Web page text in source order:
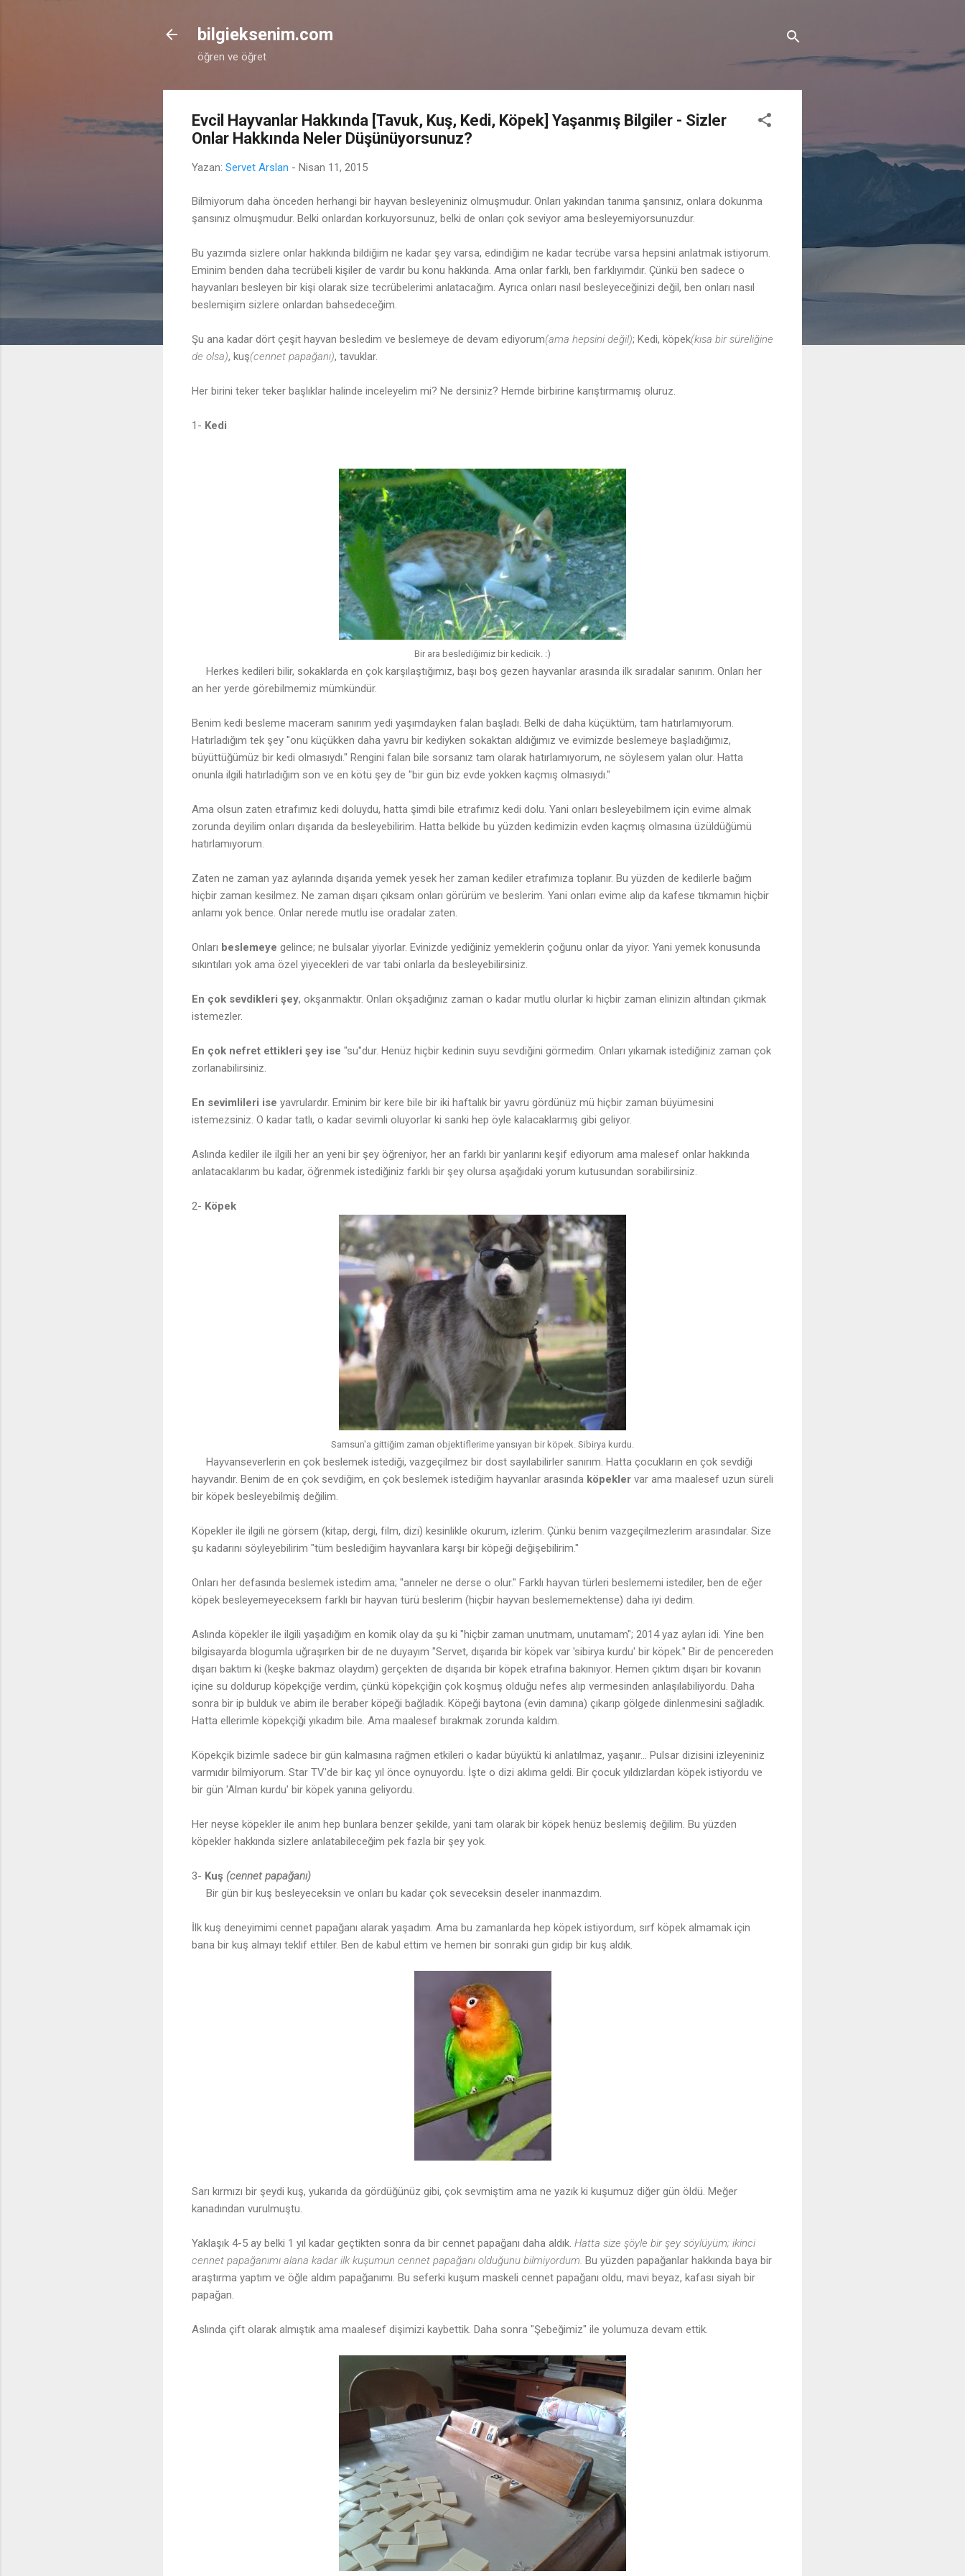
bilgieksenim.com
öğren ve öğret
Evcil Hayvanlar Hakkında [Tavuk, Kuş, Kedi, Köpek] Yaşanmış Bilgiler - Sizler
Onlar Hakkında Neler Düşünüyorsunuz?
Yazan: Servet Arslan - Nisan 11, 2015
Bilmiyorum daha önceden herhangi bir hayvan besleyeniniz olmuşmudur. Onları yakından tanıma şansınız, onlara dokunma
şansınız olmuşmudur. Belki onlardan korkuyorsunuz, belki de onları çok seviyor ama besleyemiyorsunuzdur.
Bu yazımda sizlere onlar hakkında bildiğim ne kadar şey varsa, edindiğim ne kadar tecrübe varsa hepsini anlatmak istiyorum.
Eminim benden daha tecrübeli kişiler de vardır bu konu hakkında. Ama onlar farklı, ben farklıyımdır. Çünkü ben sadece o
hayvanları besleyen bir kişi olarak size tecrübelerimi anlatacağım. Ayrıca onları nasıl besleyeceğinizi değil, ben onları nasıl
beslemişim sizlere onlardan bahsedeceğim.
Şu ana kadar dört çeşit hayvan besledim ve beslemeye de devam ediyorum(ama hepsini değil); Kedi, köpek(kısa bir süreliğine
de olsa), kuş(cennet papağanı), tavuklar.
Her birini teker teker başlıklar halinde inceleyelim mi? Ne dersiniz? Hemde birbirine karıştırmamış oluruz.
1- Kedi
Bir ara beslediğimiz bir kedicik. :)
Herkes kedileri bilir, sokaklarda en çok karşılaştığımız, başı boş gezen hayvanlar arasında ilk sıradalar sanırım. Onları her
an her yerde görebilmemiz mümkündür.
Benim kedi besleme maceram sanırım yedi yaşımdayken falan başladı. Belki de daha küçüktüm, tam hatırlamıyorum.
Hatırladığım tek şey "onu küçükken daha yavru bir kediyken sokaktan aldığımız ve evimizde beslemeye başladığımız,
büyüttüğümüz bir kedi olmasıydı." Rengini falan bile sorsanız tam olarak hatırlamıyorum, ne söylesem yalan olur. Hatta
onunla ilgili hatırladığım son ve en kötü şey de "bir gün biz evde yokken kaçmış olmasıydı."
Ama olsun zaten etrafımız kedi doluydu, hatta şimdi bile etrafımız kedi dolu. Yani onları besleyebilmem için evime almak
zorunda deyilim onları dışarıda da besleyebilirim. Hatta belkide bu yüzden kedimizin evden kaçmış olmasına üzüldüğümü
hatırlamıyorum.
Zaten ne zaman yaz aylarında dışarıda yemek yesek her zaman kediler etrafımıza toplanır. Bu yüzden de kedilerle bağım
hiçbir zaman kesilmez. Ne zaman dışarı çıksam onları görürüm ve beslerim. Yani onları evime alıp da kafese tıkmamın hiçbir
anlamı yok bence. Onlar nerede mutlu ise oradalar zaten.
Onları beslemeye gelince; ne bulsalar yiyorlar. Evinizde yediğiniz yemeklerin çoğunu onlar da yiyor. Yani yemek konusunda
sıkıntıları yok ama özel yiyecekleri de var tabi onlarla da besleyebilirsiniz.
En çok sevdikleri şey, okşanmaktır. Onları okşadığınız zaman o kadar mutlu olurlar ki hiçbir zaman elinizin altından çıkmak
istemezler.
En çok nefret ettikleri şey ise "su"dur. Henüz hiçbir kedinin suyu sevdiğini görmedim. Onları yıkamak istediğiniz zaman çok
zorlanabilirsiniz.
En sevimlileri ise yavrulardır. Eminim bir kere bile bir iki haftalık bir yavru gördünüz mü hiçbir zaman büyümesini
istemezsiniz. O kadar tatlı, o kadar sevimli oluyorlar ki sanki hep öyle kalacaklarmış gibi geliyor.
Aslında kediler ile ilgili her an yeni bir şey öğreniyor, her an farklı bir yanlarını keşif ediyorum ama malesef onlar hakkında
anlatacaklarım bu kadar, öğrenmek istediğiniz farklı bir şey olursa aşağıdaki yorum kutusundan sorabilirsiniz.
2- Köpek
Samsun'a gittiğim zaman objektiflerime yansıyan bir köpek. Sibirya kurdu.
Hayvanseverlerin en çok beslemek istediği, vazgeçilmez bir dost sayılabilirler sanırım. Hatta çocukların en çok sevdiği
hayvandır. Benim de en çok sevdiğim, en çok beslemek istediğim hayvanlar arasında köpekler var ama maalesef uzun süreli
bir köpek besleyebilmiş değilim.
Köpekler ile ilgili ne görsem (kitap, dergi, film, dizi) kesinlikle okurum, izlerim. Çünkü benim vazgeçilmezlerim arasındalar. Size
şu kadarını söyleyebilirim "tüm beslediğim hayvanlara karşı bir köpeği değişebilirim."
Onları her defasında beslemek istedim ama; "anneler ne derse o olur." Farklı hayvan türleri beslememi istediler, ben de eğer
köpek besleyemeyeceksem farklı bir hayvan türü beslerim (hiçbir hayvan beslememektense) daha iyi dedim.
Aslında köpekler ile ilgili yaşadığım en komik olay da şu ki "hiçbir zaman unutmam, unutamam"; 2014 yaz ayları idi. Yine ben
bilgisayarda blogumla uğraşırken bir de ne duyayım "Servet, dışarıda bir köpek var 'sibirya kurdu' bir köpek." Bir de pencereden
dışarı baktım ki (keşke bakmaz olaydım) gerçekten de dışarıda bir köpek etrafına bakınıyor. Hemen çıktım dışarı bir kovanın
içine su doldurup köpekçiğe verdim, çünkü köpekçiğin çok koşmuş olduğu nefes alıp vermesinden anlaşılabiliyordu. Daha
sonra bir ip bulduk ve abim ile beraber köpeği bağladık. Köpeği baytona (evin damına) çıkarıp gölgede dinlenmesini sağladık.
Hatta ellerimle köpekçiği yıkadım bile. Ama maalesef bırakmak zorunda kaldım.
Köpekçik bizimle sadece bir gün kalmasına rağmen etkileri o kadar büyüktü ki anlatılmaz, yaşanır... Pulsar dizisini izleyeniniz
varmıdır bilmiyorum. Star TV'de bir kaç yıl önce oynuyordu. İşte o dizi aklıma geldi. Bir çocuk yıldızlardan köpek istiyordu ve
bir gün 'Alman kurdu' bir köpek yanına geliyordu.
Her neyse köpekler ile anım hep bunlara benzer şekilde, yani tam olarak bir köpek henüz beslemiş değilim. Bu yüzden
köpekler hakkında sizlere anlatabileceğim pek fazla bir şey yok.
3- Kuş (cennet papağanı)
Bir gün bir kuş besleyeceksin ve onları bu kadar çok seveceksin deseler inanmazdım.
İlk kuş deneyimimi cennet papağanı alarak yaşadım. Ama bu zamanlarda hep köpek istiyordum, sırf köpek almamak için
bana bir kuş almayı teklif ettiler. Ben de kabul ettim ve hemen bir sonraki gün gidip bir kuş aldık.
Sarı kırmızı bir şeydi kuş, yukarıda da gördüğünüz gibi, çok sevmiştim ama ne yazık ki kuşumuz diğer gün öldü. Meğer
kanadından vurulmuştu.
Yaklaşık 4-5 ay belki 1 yıl kadar geçtikten sonra da bir cennet papağanı daha aldık. Hatta size şöyle bir şey söylüyüm; ikinci
cennet papağanımı alana kadar ilk kuşumun cennet papağanı olduğunu bilmiyordum. Bu yüzden papağanlar hakkında baya bir
araştırma yaptım ve öğle aldım papağanımı. Bu seferki kuşum maskeli cennet papağanı oldu, mavi beyaz, kafası siyah bir
papağan.
Aslında çift olarak almıştık ama maalesef dişimizi kaybettik. Daha sonra "Şebeğimiz" ile yolumuza devam ettik.